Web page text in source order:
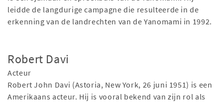
leidde de langdurige campagne die resulteerde in de
erkenning van de landrechten van de Yanomami in 1992.
Robert Davi
Acteur
Robert John Davi (Astoria, New York, 26 juni 1951) is een
Amerikaans acteur. Hij is vooral bekend van zijn rol als